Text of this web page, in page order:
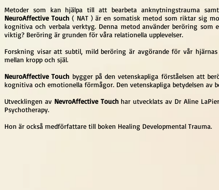
Metoder som kan hjälpa till att bearbeta anknytningstrauma
NeuroAffective Touch ( NAT ) är en somatisk metod som riktar sig
kognitiva och verbala verktyg. Denna metod använder beröring
viktig? Beröring är grunden för våra relationella upplevelser.
Forskning visar att subtil, mild beröring är avgörande för vår
mellan kropp och själ.
NeuroAffective Touch bygger på den vetenskapliga förståelsen att
kognitiva och emotionella förmågor. Den vetenskapliga betydelsen av
Utvecklingen av NevroAffective Touchhar utvecklats av Dr Aline
Psychotherapy.
Hon är också medförfattare till boken Healing Developmental Trauma.